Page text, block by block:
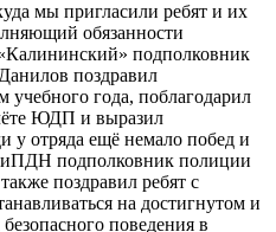
мы пригласили ребят и их
обязанности
подполковник
поздравил
года, поблагодарил
ЮДП и выразил
у отряда ещё немало побед и
подполковник полиции
поздравил ребят с
на достигнутом и
поведения в